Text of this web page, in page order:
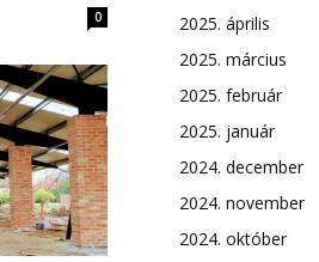
0
2025. április
2025. március
2025. február
2025. január
2024. december
2024. november
2024. október